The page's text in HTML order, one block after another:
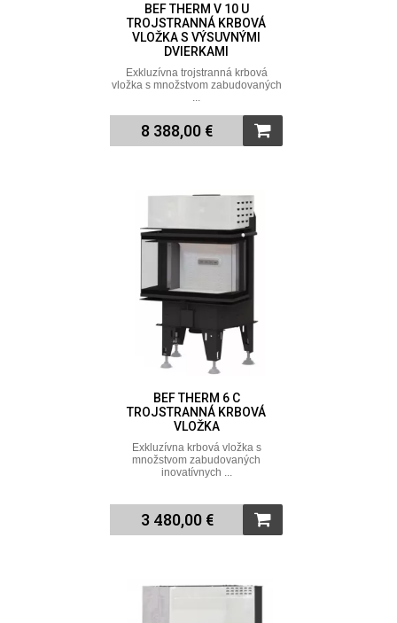
BEF THERM V 10 U
TROJSTRANNÁ KRBOVÁ
VLOŽKA S VÝSUVNÝMI
DVIERKAMI
Exkluzívna trojstranná krbová
vložka s množstvom zabudovaných
8 388,00 €
BEF THERM 6 C
TROJSTRANNÁ KRBOVÁ
VLOŽKA
Exkluzívna krbová vložka s
množstvom zabudovaných
inovatívnych ...
3 480,00 €